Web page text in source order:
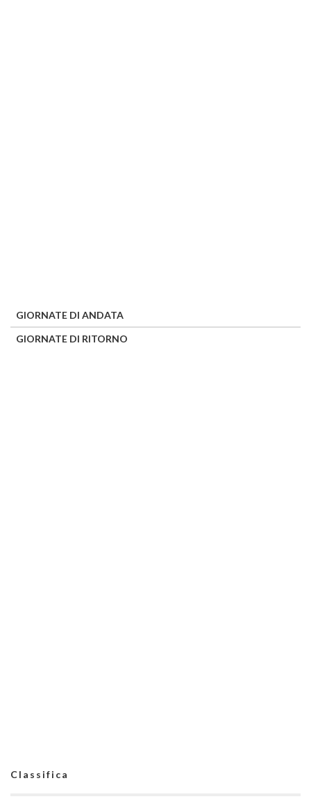
GIORNATE DI ANDATA
GIORNATE DI RITORNO
Classifica